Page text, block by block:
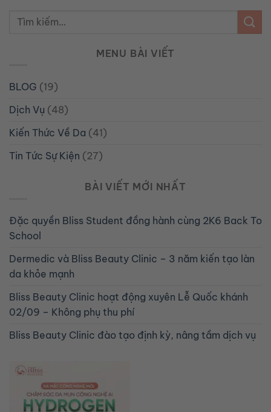
MENU BÀI VIẾT
BLOG (19)
Dịch Vụ (48)
Kiến Thức Về Da (41)
Tin Tức Sự Kiện (27)
BÀI VIẾT MỚI NHẤT
Đặc quyền Bliss Student đồng hành cùng 2K6 Back To
School
Dermedic và Bliss Beauty Clinic – 3 năm kiến tạo làn
da khỏe mạnh
Bliss Beauty Clinic hoạt động xuyên Lễ Quốc khánh
02/09 – Không phụ thu phí
Bliss Beauty Clinic đào tạo định kỳ, nâng tầm dịch vụ